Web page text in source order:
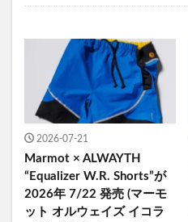
2026-07-21
Marmot × ALWAYTH
“Equalizer W.R. Shorts”が
2026年 7/22 発売 (マーモ
ット オルウェイズ イコラ